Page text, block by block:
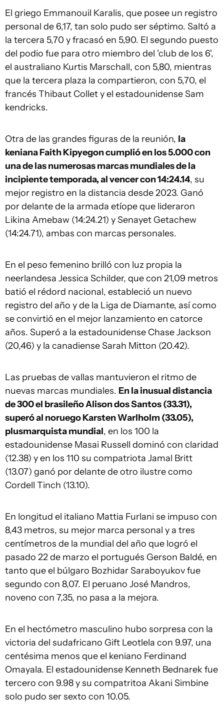
El griego Emmanouil Karalis, que posee un registro
personal de 6,17, tan solo pudo ser séptimo. Saltó a
la tercera 5,70 y fracasó en 5,90. El segundo puesto
del podio fue para otro miembro del 'club de los 6',
el australiano Kurtis Marschall, con 5,80, mientras
que la tercera plaza la compartieron, con 5,70, el
francés Thibaut Collet y el estadounidense Sam
kendricks.
Otra de las grandes figuras de la reunión, la
keniana Faith Kipyegon cumplió en los 5.000 con
una de las numerosas marcas mundiales de la
incipiente temporada, al vencer con 14:24.14, su
mejor registro en la distancia desde 2023. Ganó
por delante de la armada etíope que lideraron
Likina Amebaw (14:24.21) y Senayet Getachew
(14:24.71), ambas con marcas personales.
En el peso femenino brilló con luz propia la
neerlandesa Jessica Schilder, que con 21,09 metros
batió el rédord nacional, estableció un nuevo
registro del año y de la Liga de Diamante, así como
se convirtió en el mejor lanzamiento en catorce
años. Superó a la estadounidense Chase Jackson
(20,46) y la canadiense Sarah Mitton (20.42).
Las pruebas de vallas mantuvieron el ritmo de
nuevas marcas mundiales. En la inusual distancia
de 300 el brasileño Alison dos Santos (33.31),
superó al noruego Karsten Warlholm (33.05),
plusmarquista mundial, en los 100 la
estadounidense Masai Russell dominó con claridad
(12.38) y en los 110 su compatriota Jamal Britt
(13.07) ganó por delante de otro ilustre como
Cordell Tinch (13.10).
En longitud el italiano Mattia Furlani se impuso con
8,43 metros, su mejor marca personal y a tres
centímetros de la mundial del año que logró el
pasado 22 de marzo el portugués Gerson Baldé, en
tanto que el búlgaro Bozhidar Saraboyukov fue
segundo con 8,07. El peruano José Mandros,
noveno con 7,35, no pasa a la mejora.
En el hectómetro masculino hubo sorpresa con la
victoria del sudafricano Gift Leotlela con 9.97, una
centésima menos que el keniano Ferdinand
Omayala. El estadounidense Kenneth Bednarek fue
tercero con 9.98 y su compatritoa Akani Simbine
solo pudo ser sexto con 10.05.